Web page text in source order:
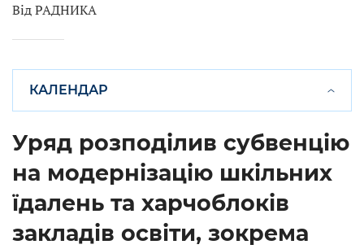
Від РАДНИКА
КАЛЕНДАР
Уряд розподілив субвенцію
на модернізацію шкільних
їдалень та харчоблоків
закладів освіти, зокрема